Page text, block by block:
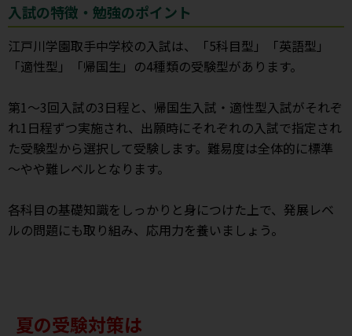
入試の特徴・勉強のポイント
江戸川学園取手中学校の入試は、「5科目型」「英語型」
「適性型」「帰国生」の4種類の受験型があります。
第1～3回入試の3日程と、帰国生入試・適性型入試がそれぞ
れ1日程ずつ実施され、出願時にそれぞれの入試で指定され
た受験型から選択して受験します。難易度は全体的に標準
～やや難レベルとなります。
各科目の基礎知識をしっかりと身につけた上で、発展レベ
ルの問題にも取り組み、応用力を養いましょう。
夏の受験対策は